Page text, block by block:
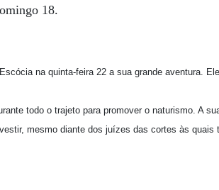
18.
na quinta-feira 22 a sua grande aventura.
todo o trajeto para promover o naturismo. A
mesmo diante dos juízes das cortes às quais